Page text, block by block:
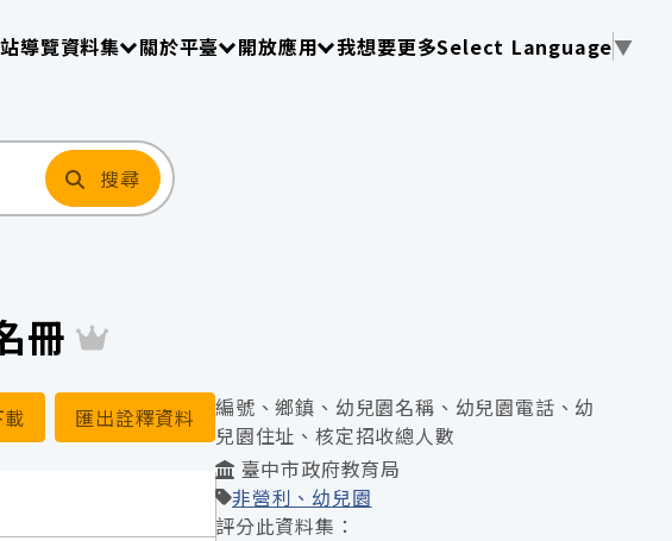
導覽資料集請使用 TAB 操作選單
關於平臺請使用 TAB 操作選單
開放應用請使用 TAB 操作選單
我想要更多Select Language▼
搜尋
冊
匯出詮釋資料
編號、鄉鎮、幼兒園名稱、幼兒園電話、幼
兒園住址、核定招收總人數
臺中市政府教育局
非營利、幼兒園
評分此資料集：